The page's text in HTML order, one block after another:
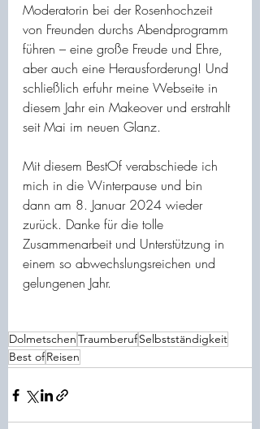
Moderatorin bei der Rosenhochzeit
von Freunden durchs Abendprogramm
führen – eine große Freude und Ehre,
aber auch eine Herausforderung! Und
schließlich erfuhr meine Webseite in
diesem Jahr ein Makeover und erstrahlt
seit Mai im neuen Glanz.
Mit diesem BestOf verabschiede ich
mich in die Winterpause und bin
dann am 8. Januar 2024 wieder
zurück. Danke für die tolle
Zusammenarbeit und Unterstützung in
einem so abwechslungsreichen und
gelungenen Jahr.
DolmetschenTraumberufSelbstständigkeit
Best ofReisen